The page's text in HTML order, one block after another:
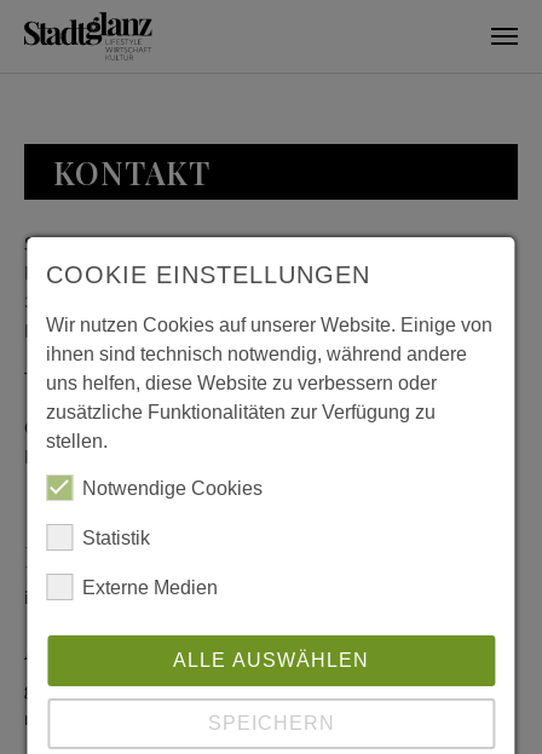
KONTAKT
Stadtglanz / mediaworld GmbH
Bankplatz 8
38100 Braunschweig
Deutschland
Telefon: 0531 482010-20
Geschäftszeiten: Montag bis Donnerstag 08:00 bis 18:00;
Freitag 08:00 bis 15:00
Redaktionelle Anfragen
info@stadtglanz.de
Anzeigen-Service
graen@mediaworldgmbh.deoder
meyer@mediaworldgmbh.de
COOKIE EINSTELLUNGEN
Wir nutzen Cookies auf unserer Website. Einige von
ihnen sind technisch notwendig, während andere
uns helfen, diese Website zu verbessern oder
zusätzliche Funktionalitäten zur Verfügung zu
stellen.
Notwendige Cookies
Statistik
Externe Medien
ALLE AUSWÄHLEN
SPEICHERN